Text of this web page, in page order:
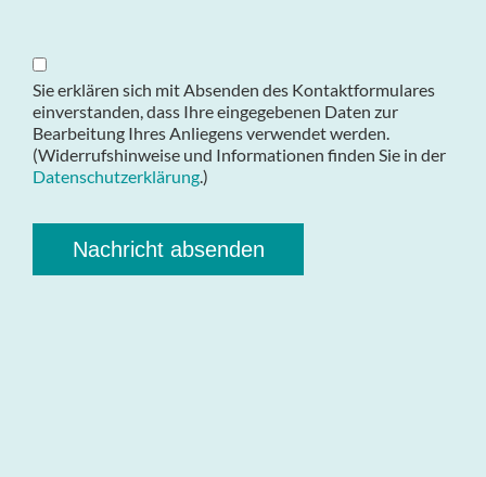
Sie erklären sich mit Absenden des Kontaktformulares
einverstanden, dass Ihre eingegebenen Daten zur
Bearbeitung Ihres Anliegens verwendet werden.
(Widerrufshinweise und Informationen finden Sie in der
Datenschutzerklärung.)